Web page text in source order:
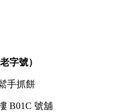
字號）
手抓餅
B01C 號舖